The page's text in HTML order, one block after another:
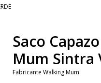
Saco
Mum Sintra
Fabricante Walking Mum